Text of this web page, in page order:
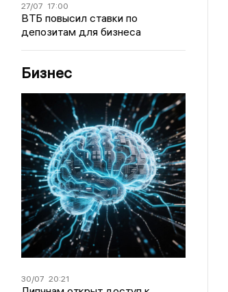
27/07 17:00
ВТБ повысил ставки по
депозитам для бизнеса
Бизнес
30/07 20:21